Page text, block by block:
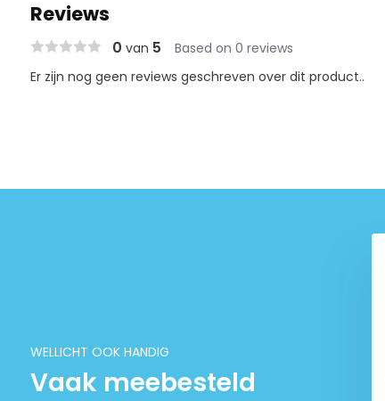
Reviews
0 van 5 Based on 0 reviews
Er zijn nog geen reviews geschreven over dit product..
WELLICHT OOK HANDIG
Vaak meebesteld
Summer Vivani Silkworms